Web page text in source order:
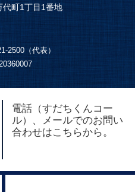
代町1丁目1番地
2500（代表）
電話（すだちくんコー
ル）、メールでのお問い
合わせはこちらから。